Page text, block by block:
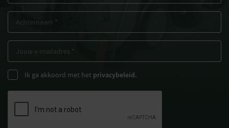
Ik ga akkoord met het privacybeleid.